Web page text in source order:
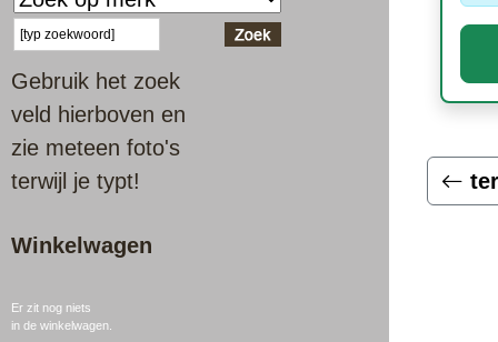
Gebruik het zoek
veld hierboven en
zie meteen foto's
terwijl je typt!
Winkelwagen
Er zit nog niets
in de winkelwagen.